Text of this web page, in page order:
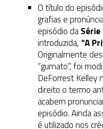
O título do
grafias e
episódio daSérie
introduzida,“A
Originalmente
“gumato”, foi
DeForrest Kelley
direito o termo
acabem
episódio. Ainda
é utilizado nos